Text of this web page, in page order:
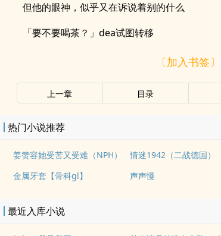
但他的眼神，似乎又在诉说着别的什么
「要不要喝茶？」dea试图转移
〔加入书签〕
上一章 目录
热门小说推荐
姜赞容她受苦又受难（NPH） 情迷1942（二战德国）
金属牙套【骨科gl】
声声慢
最近入库小说